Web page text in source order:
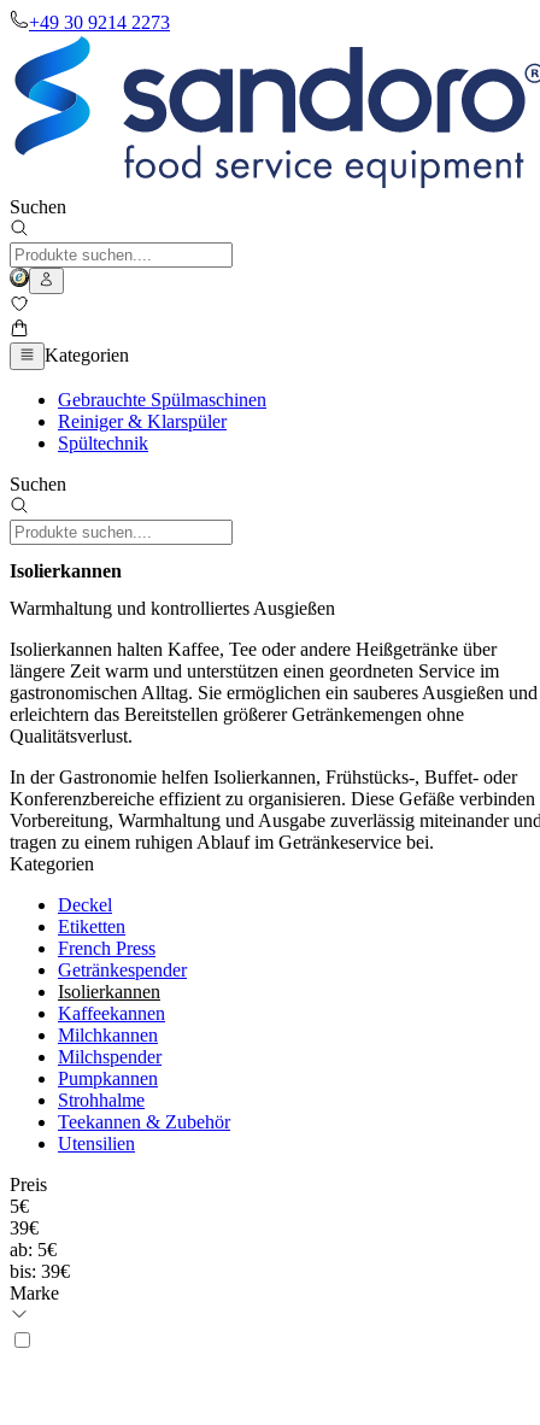
+49 30 9214 2273
Suchen
Kategorien
Gebrauchte Spülmaschinen
Reiniger & Klarspüler
Spültechnik
Suchen
Isolierkannen
Warmhaltung und kontrolliertes Ausgießen
Isolierkannen halten Kaffee, Tee oder andere Heißgetränke über
längere Zeit warm und unterstützen einen geordneten Service im
gastronomischen Alltag. Sie ermöglichen ein sauberes Ausgießen und
erleichtern das Bereitstellen größerer Getränkemengen ohne
Qualitätsverlust.
In der Gastronomie helfen Isolierkannen, Frühstücks-, Buffet- oder
Konferenzbereiche effizient zu organisieren. Diese Gefäße verbinden
Vorbereitung, Warmhaltung und Ausgabe zuverlässig miteinander
tragen zu einem ruhigen Ablauf im Getränkeservice bei.
Kategorien
Deckel
Etiketten
French Press
Getränkespender
Isolierkannen
Kaffeekannen
Milchkannen
Milchspender
Pumpkannen
Strohhalme
Teekannen & Zubehör
Utensilien
Preis
5€
39€
ab: 5€
bis: 39€
Marke